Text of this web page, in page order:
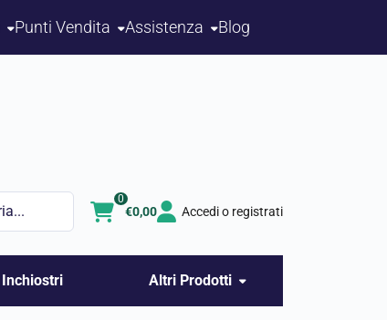
Punti Vendita Assistenza Blog
€0,00
0
Accedi o registrati
Inchiostri Altri Prodotti